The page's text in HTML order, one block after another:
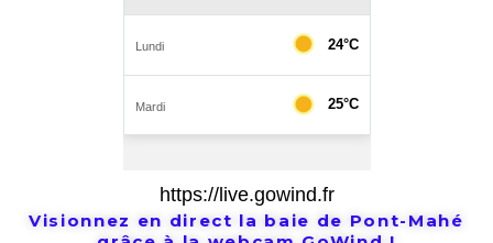
https://live.gowind.fr
Visionnez en direct la baie de Pont-Mahé